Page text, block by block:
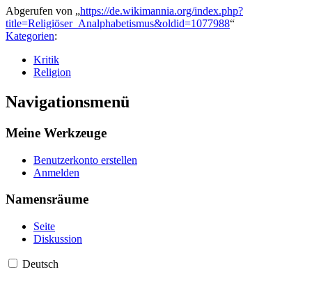
Abgerufen von „https://de.wikimannia.org/index.php?
title=Religiöser_Analphabetismus&oldid=1077988“
Kategorien:
Kritik
Religion
Navigationsmenü
Meine Werkzeuge
Benutzerkonto erstellen
Anmelden
Namensräume
Seite
Diskussion
Deutsch